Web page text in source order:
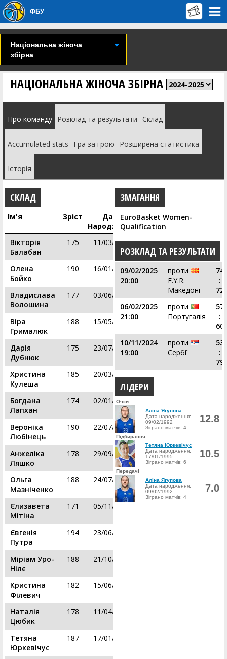
ФБУ
Національна жіноча
збірна
НАЦІОНАЛЬНА ЖІНОЧА ЗБІРНА
Про команду Розклад та результати Склад
Accumulated stats Гра за грою Розширена статистика
Історія
СКЛАД
Ім'я Зріст
Дата
Народження
Вікторія
Балабан
175 11/03/1997
Олена
Бойко
190 16/01/1997
Владислава
Волошина
177 03/06/2000
Віра
Грималюк
188 15/05/2004
Дарія
Дубнюк
175 23/07/2002
Христина
Кулеша
185 20/03/2004
Богдана
Лапхан
174 02/01/2004
Вероніка
Любінець
190 22/07/1999
Анжеліка
Ляшко
178 29/09/2000
Ольга
Мазніченко
188 24/07/1991
Єлизавета
Мітіна
171 05/11/1998
Євгенія
Путра
194 23/06/2004
Міріам Уро-
Нілє
188 21/10/1994
Кристина
Філевич
182 15/06/1991
Наталія
Цюбик
178 11/04/1998
Тетяна
Юркевічус
187 17/01/1995
ЗМАГАННЯ
EuroBasket Women-
Qualification
РОЗКЛАД ТА РЕЗУЛЬТАТИ
09/02/2025
20:00
проти
F.Y.R.
Македонії
74
:
72
06/02/2025
21:00
проти
Португалія
57
:
60
10/11/2024
19:00
проти
Сербії
53
:
79
ЛІДЕРИ
Очки
Аліна Ягупова
Дата народження:
09/02/1992
Зіграно матчів: 4
12.8
Підбирання
Тетяна Юркевічус
Дата народження:
17/01/1995
Зіграно матчів: 6
10.5
Передачі
Аліна Ягупова
Дата народження:
09/02/1992
Зіграно матчів: 4
7.0